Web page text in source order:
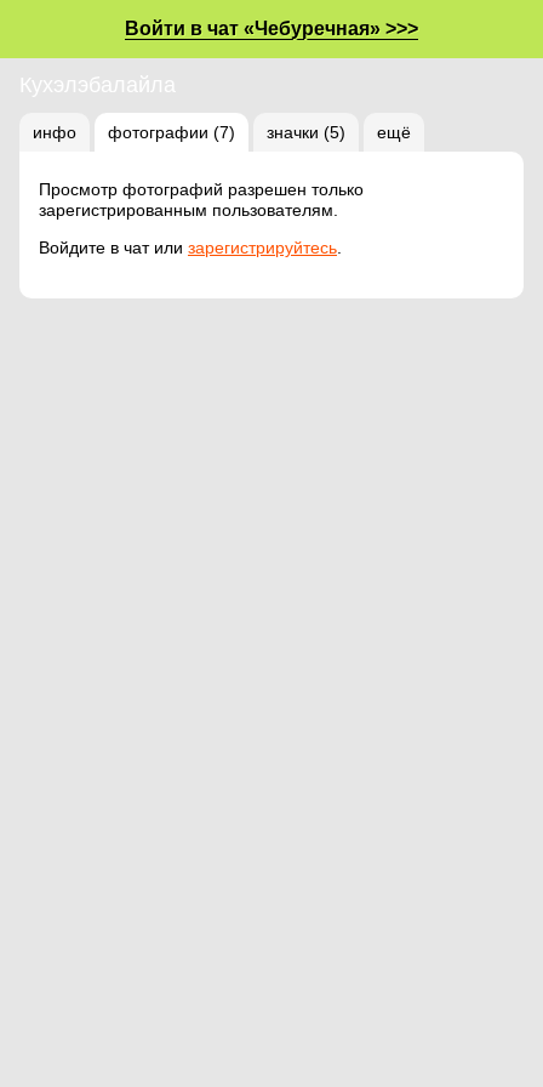
Войти в чат «Чебуречная» >>>
Кухэлэбалайла
инфо фотографии (7) значки (5) ещё
Просмотр фотографий разрешен только
зарегистрированным пользователям.
Войдите в чат или зарегистрируйтесь